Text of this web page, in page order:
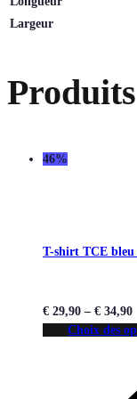
Largeur
46%
T-shirt TCE bleu
€ 29,90 – € 34,90
Choix des